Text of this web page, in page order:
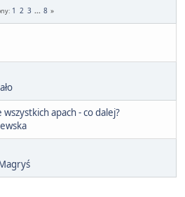
1 2 3 ... 8
apach - co dalej?